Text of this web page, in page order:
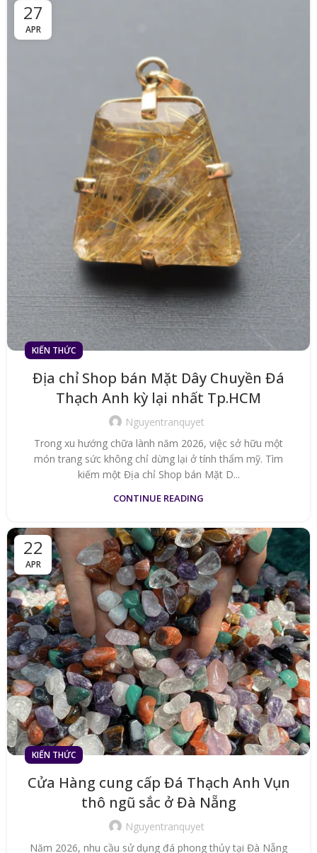
27
APR
KIẾN THỨC
Địa chỉ Shop bán Mặt Dây Chuyền Đá
Thạch Anh kỳ lại nhất Tp.HCM
Nguyentranquyet
Trong xu hướng chữa lành năm 2026, việc sở hữu một
món trang sức không chỉ dừng lại ở tính thẩm mỹ. Tìm
kiếm một Địa chỉ Shop bán Mặt D...
CONTINUE READING
22
APR
KIẾN THỨC
Cửa Hàng cung cấp Đá Thạch Anh Vụn
thô ngũ sắc ở Đà Nẵng
Nguyentranquyet
Năm 2026, nhu cầu sử dụng đá phong thủy tại Đà Nẵng